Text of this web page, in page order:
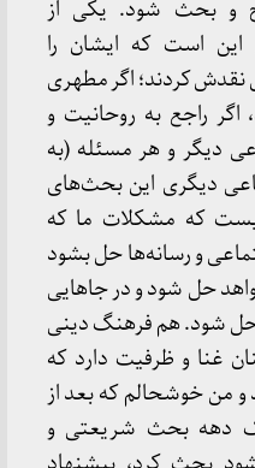
و بحث شود. یکی از
است که ایشان را
نقدش کردند؛ اگر مطهری
اگر راجع به روحانیت و
دیگر و هر مسئله (به
دیگری این بحث‌های
که مشکلات ما که
و رسانه‌ها حل بشود
حل شود و در جاهایی
حل شود. هم فرهنگ دینی
غنا و ظرفیت دارد که
من خوشحالم که بعد از
یک دهه بحث شریعتی و